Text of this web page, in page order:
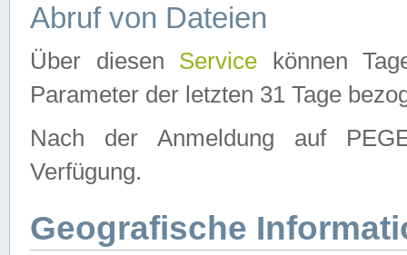
Abruf von Dateien
Über diesen Service können
Parameter der letzten 31 Tage
Nach der Anmeldung auf
Verfügung.
Geografische